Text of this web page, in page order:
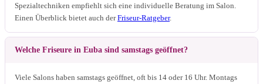
Spezialtechniken empfiehlt sich eine individuelle Beratung im Salon.
Einen Überblick bietet auch derFriseur-Ratgeber.
Welche Friseure in Euba sind samstags geöffnet?
Viele Salons haben samstags geöffnet, oft bis 14 oder 16 Uhr. Montags